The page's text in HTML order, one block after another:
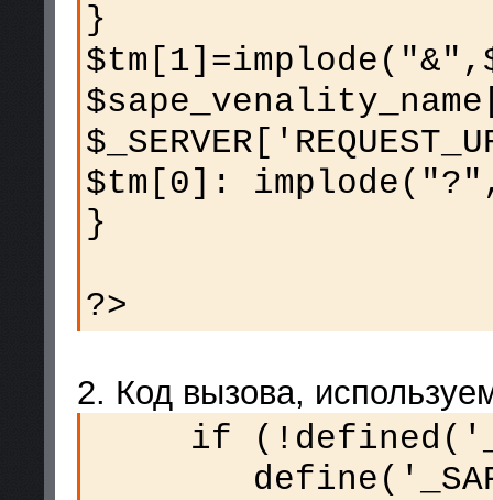
}
$tm[0]:
}
?>
2. Код вызова,
if